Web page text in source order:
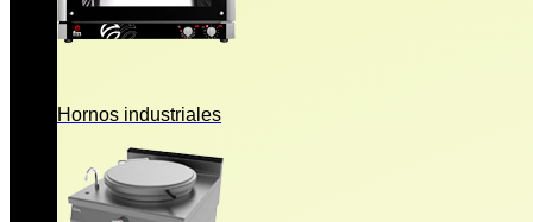
Hornos industriales